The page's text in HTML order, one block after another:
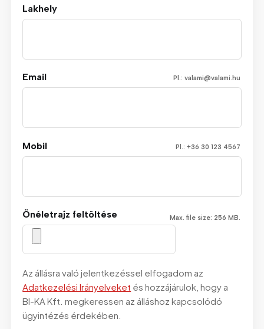
Lakhely
Email Pl.: valami@valami.hu
Mobil Pl.: +36 30 123 4567
Önéletrajz feltöltése Max. file size: 256 MB.
Az állásra való jelentkezéssel elfogadom az
Adatkezelési Irányelveket és hozzájárulok, hogy a
BI-KA Kft. megkeressen az álláshoz kapcsolódó
ügyintézés érdekében.